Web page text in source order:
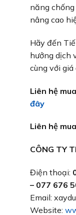
năng
nâng cao
Hãy đến
hưởng dịch
cùng với
Liên hệ
đây
Liên hệ
CÔNG TY
Điện thoại:
– 077 676
Email:
Website: